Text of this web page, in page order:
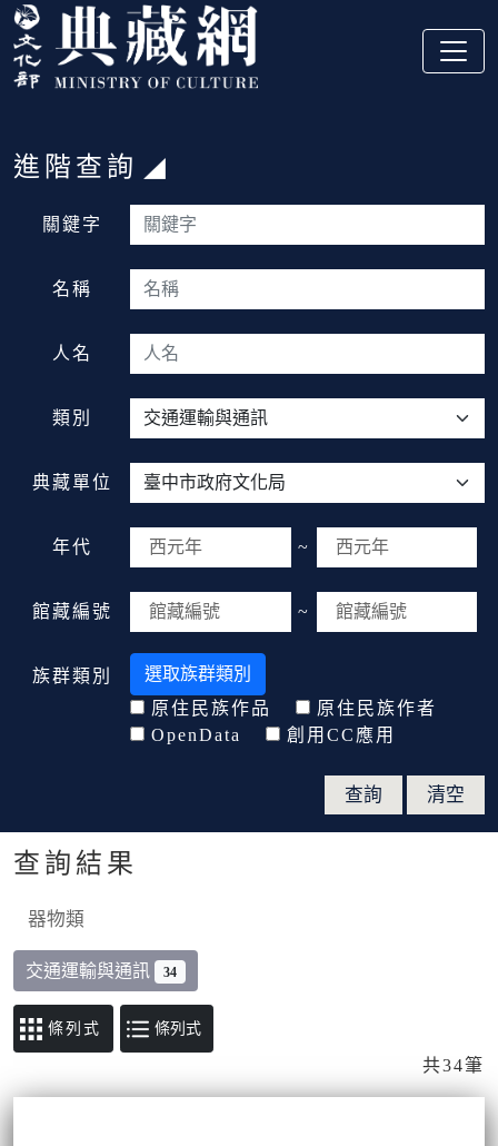
跳到主要內容
:::
:::
進階查詢
關鍵字
名稱
人名
類別
典藏單位
年代 ~
館藏編號 ~
族群類別
選取族群類別
原住民族作品
原住民族作者
OpenData
創用CC應用
查詢結果
器物類
交通運輸與通訊 34
條列式
共34筆